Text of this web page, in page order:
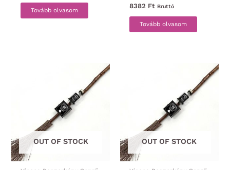
Tovább olvasom
8382 Ft Bruttó
Tovább olvasom
OUT OF STOCK OUT OF STOCK